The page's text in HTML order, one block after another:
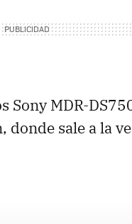
Sony MDR-
sale a la